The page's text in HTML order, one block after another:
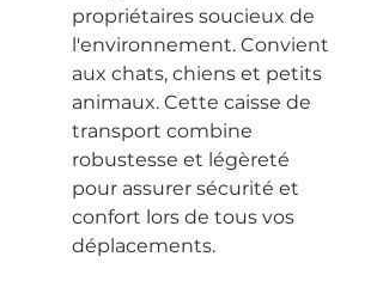
propriétaires soucieux de
l'environnement. Convient
aux chats, chiens et petits
animaux. Cette caisse de
transport combine
robustesse et légèreté
pour assurer sécurité et
confort lors de tous vos
déplacements.